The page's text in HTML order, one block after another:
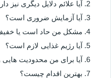
آیا علائم دلایل دیگری نیز
آیا آزمایش ضروری است؟
مشکل من حاد است یا
آیا رژیم غذایی لازم است؟
آیا برای من محدودیت هایی
بهترین اقدام چیست؟